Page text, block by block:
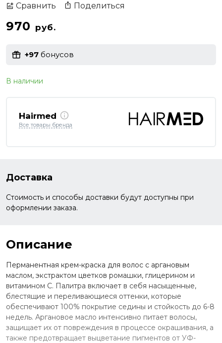
Сравнить Поделиться
970 руб.
+97 бонусов
В наличии
Hairmed
Все товары бренда
Доставка
Стоимость и способы доставки будут доступны при
оформлении заказа.
Описание
Перманентная крем-краска для волос с аргановым
маслом, экстрактом цветков ромашки, глицерином и
витамином С. Палитра включает в себя насыщенные,
блестящие и переливающиеся оттенки, которые
обеспечивают 100% покрытие седины и стойкость до 6-8
недель. Аргановое масло интенсивно питает волосы,
защищает их от повреждения в процессе окрашивания, а
также предотвращает выцветание пигментов от УФ-